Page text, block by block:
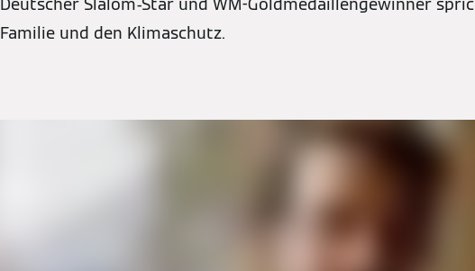
Familie und den Klimaschutz.